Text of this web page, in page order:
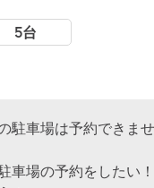
5台
駐車場は予約できませ
駐車場の予約をしたい